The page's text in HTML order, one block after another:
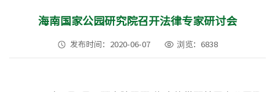
海南国家公园研究院召开法律专家研讨会
发布时间：2020-06-07 浏览：6838